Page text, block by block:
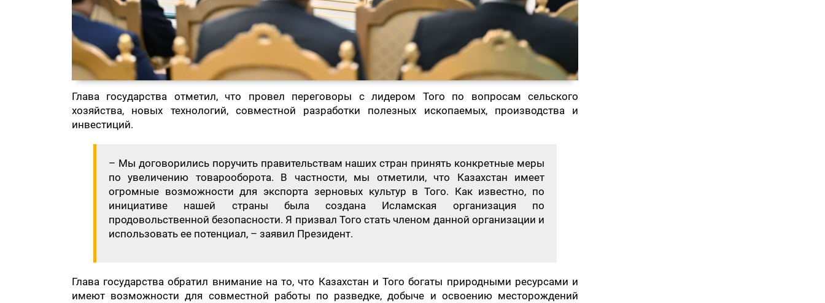
Глава государства отметил, что провел переговоры с лидером Того по вопросам сельского
хозяйства, новых технологий, совместной разработки полезных ископаемых, производства и
инвестиций.
– Мы договорились поручить правительствам наших стран принять конкретные меры
по увеличению товарооборота. В частности, мы отметили, что Казахстан имеет
огромные возможности для экспорта зерновых культур в Того. Как известно, по
инициативе нашей страны была создана Исламская организация по
продовольственной безопасности. Я призвал Того стать членом данной организации и
использовать ее потенциал, – заявил Президент.
Глава государства обратил внимание на то, что Казахстан и Того богаты природными ресурсами и
имеют возможности для совместной работы по разведке, добыче и освоению месторождений